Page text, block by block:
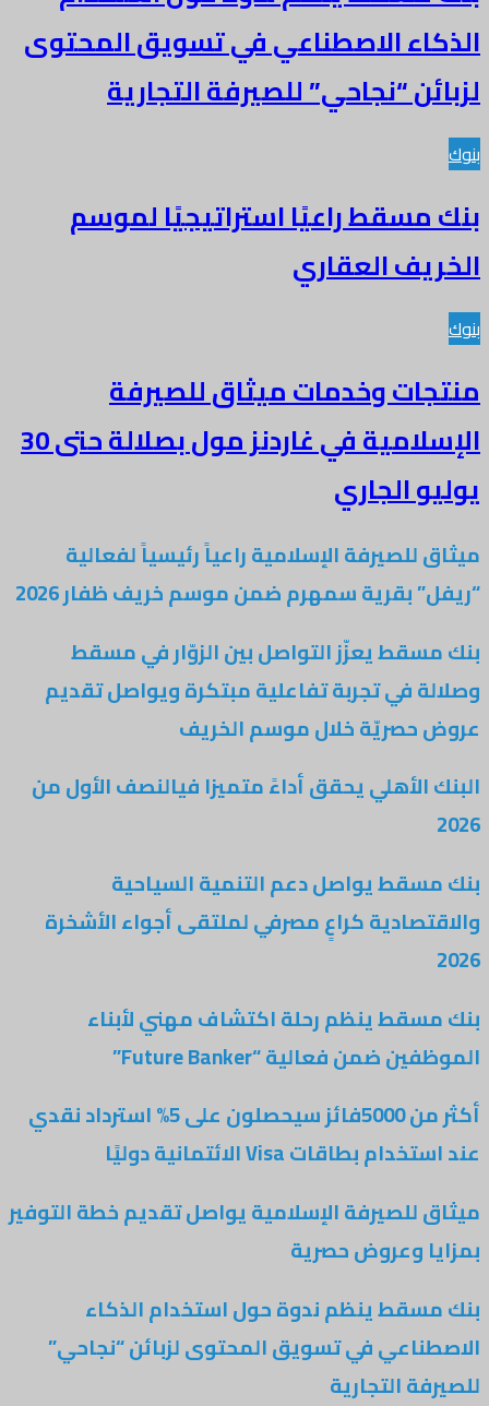
الذكاء الاصطناعي في تسويق المحتوى
لزبائن “نجاحي” للصيرفة التجارية
بنوك
بنك مسقط راعيًا استراتيجيًا لموسم
الخريف العقاري
بنوك
منتجات وخدمات ميثاق للصيرفة
الإسلامية في غاردنز مول بصلالة حتى 30
يوليو الجاري
ميثاق للصيرفة الإسلامية راعياً رئيسياً لفعالية
“ريفل” بقرية سمهرم ضمن موسم خريف ظفار 2026
بنك مسقط يعزّز التواصل بين الزوّار في مسقط
وصلالة في تجربة تفاعلية مبتكرة ويواصل تقديم
عروض حصريّة خلال موسم الخريف
البنك الأهلي يحقق أداءً متميزا فيالنصف الأول من
2026
بنك مسقط يواصل دعم التنمية السياحية
والاقتصادية كراعٍ مصرفي لملتقى أجواء الأشخرة
2026
بنك مسقط ينظم رحلة اكتشاف مهني لأبناء
الموظفين ضمن فعالية “Future Banker”
أكثر من 5000فائز سيحصلون على 5% استرداد نقدي
عند استخدام بطاقات Visa الائتمانية دوليًا
ميثاق للصيرفة الإسلامية يواصل تقديم خطة التوفير
بمزايا وعروض حصرية
بنك مسقط ينظم ندوة حول استخدام الذكاء
الاصطناعي في تسويق المحتوى لزبائن “نجاحي”
للصيرفة التجارية